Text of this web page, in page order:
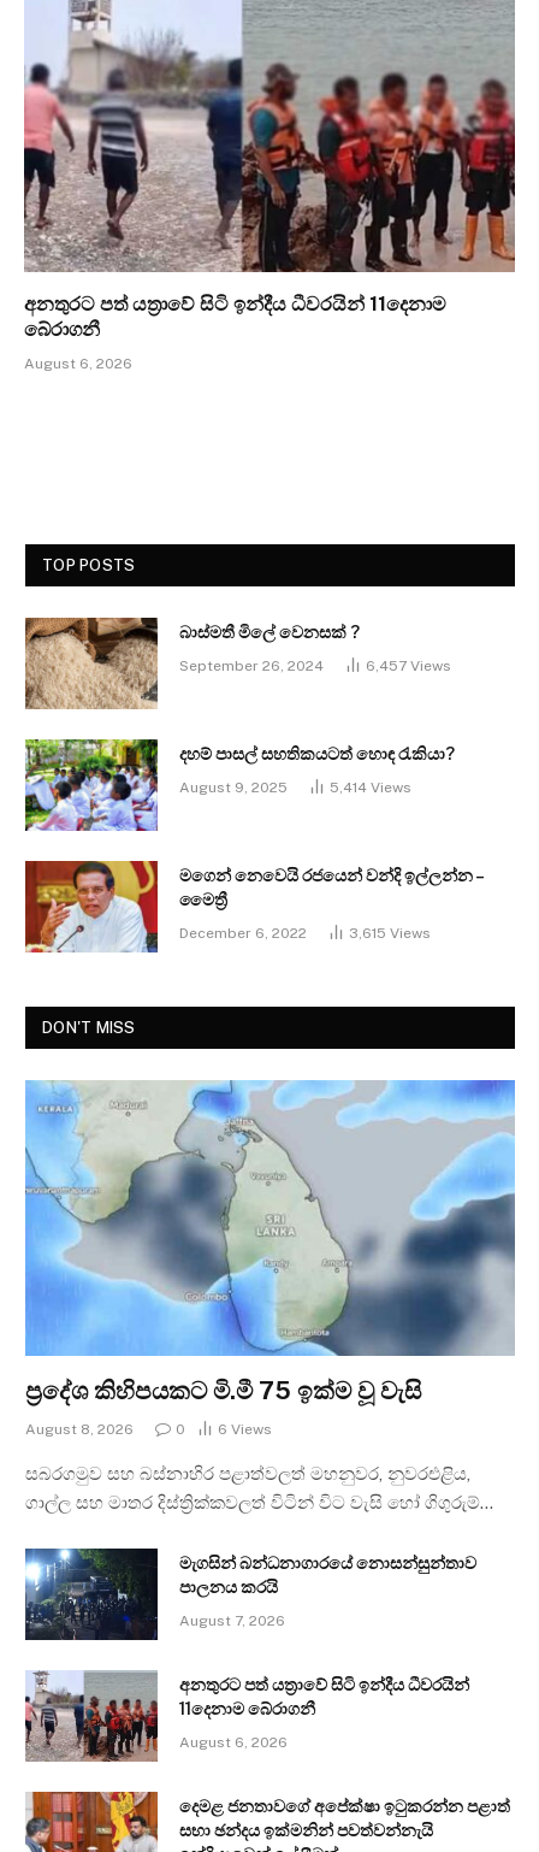
අනතුරට පත් යත්‍රාවේ සිටි ඉන්දීය ධීවරයින් 11දෙනාම
බේරාගනී
August 6, 2026
TOP POSTS
බාස්මතී මිලේ වෙනසක් ?
September 26, 2024 6,457 Views
දහම් පාසල් සහතිකයටත් හොඳ රැකියා?
August 9, 2025 5,414 Views
මගෙන් නෙවෙයි රජයෙන් වන්දි ඉල්ලන්න –
මෛත්‍රී
December 6, 2022 3,615 Views
DON'T MISS
ප්‍රදේශ කිහිපයකට මි.මී 75 ඉක්ම වූ වැසි
August 8, 2026 0 6 Views
සබරගමුව සහ බස්නාහිර පළාත්වලත් මහනුවර, නුවරඑළිය,
ගාල්ල සහ මාතර දිස්ත්‍රික්කවලත් විටින් විට වැසි හෝ ගිගුරුම්…
මැගසින් බන්ධනාගාරයේ නොසන්සුන්තාව
පාලනය කරයි
August 7, 2026
අනතුරට පත් යත්‍රාවේ සිටි ඉන්දීය ධීවරයින්
11දෙනාම බේරාගනී
August 6, 2026
දෙමළ ජනතාවගේ අපේක්ෂා ඉටුකරන්න පළාත්
සභා ඡන්දය ඉක්මනින් පවත්වන්නැයි